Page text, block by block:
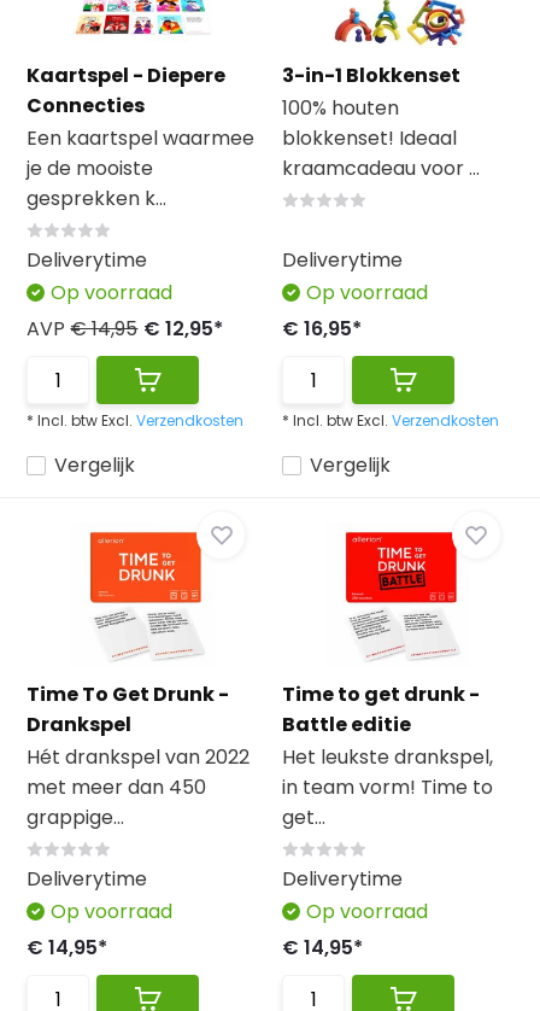
Kaartspel - Diepere
Connecties
Een kaartspel waarmee
je de mooiste
gesprekken k...
Vergelijk
Deliverytime
Op voorraad
AVP€ 14,95 € 12,95*
* Incl. btw Excl.Verzendkosten
3-in-1 Blokkenset
100% houten
blokkenset! Ideaal
kraamcadeau voor ...
Vergelijk
Deliverytime
Op voorraad
€ 16,95*
* Incl. btw Excl. Verzendkosten
Time To Get Drunk -
Drankspel
Hét drankspel van 2022
met meer dan 450
grappige...
Deliverytime
Op voorraad
€ 14,95*
Time to get drunk -
Battle editie
Het leukste drankspel,
in team vorm! Time to
get...
Deliverytime
Op voorraad
€ 14,95*